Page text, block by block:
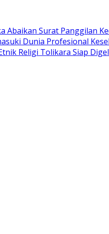
Abaikan Surat Panggilan
Dunia Profesional
Religi Tolikara Siap